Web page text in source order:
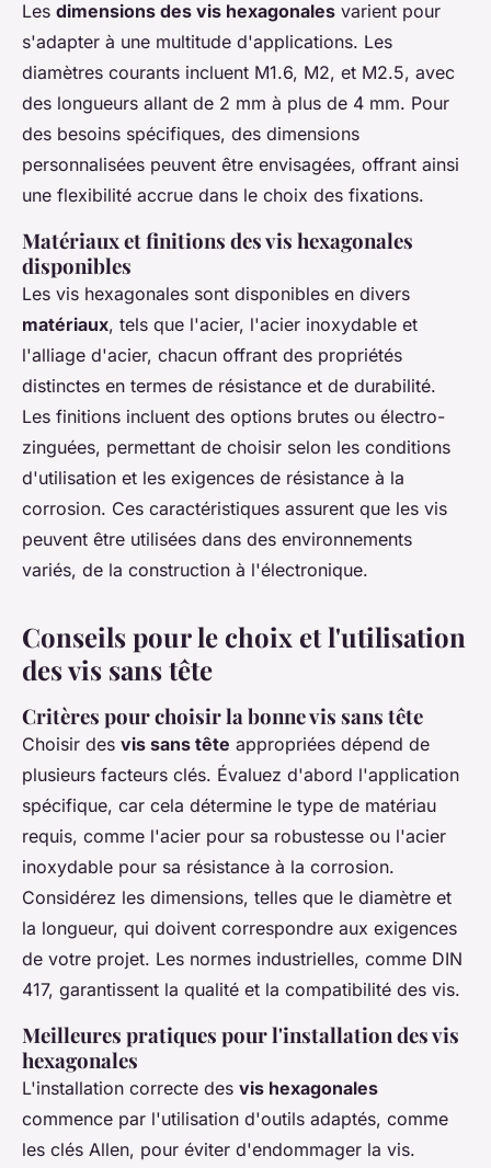
Les dimensions des vis hexagonales varient pour
s'adapter à une multitude d'applications. Les
diamètres courants incluent M1.6, M2, et M2.5, avec
des longueurs allant de 2 mm à plus de 4 mm. Pour
des besoins spécifiques, des dimensions
personnalisées peuvent être envisagées, offrant ainsi
une flexibilité accrue dans le choix des fixations.
Matériaux et finitions des vis hexagonales
disponibles
Les vis hexagonales sont disponibles en divers
matériaux, tels que l'acier, l'acier inoxydable et
l'alliage d'acier, chacun offrant des propriétés
distinctes en termes de résistance et de durabilité.
Les finitions incluent des options brutes ou électro-
zinguées, permettant de choisir selon les conditions
d'utilisation et les exigences de résistance à la
corrosion. Ces caractéristiques assurent que les vis
peuvent être utilisées dans des environnements
variés, de la construction à l'électronique.
Conseils pour le choix et l'utilisation
des vis sans tête
Critères pour choisir la bonne vis sans tête
Choisir des vis sans tête appropriées dépend de
plusieurs facteurs clés. Évaluez d'abord l'application
spécifique, car cela détermine le type de matériau
requis, comme l'acier pour sa robustesse ou l'acier
inoxydable pour sa résistance à la corrosion.
Considérez les dimensions, telles que le diamètre et
la longueur, qui doivent correspondre aux exigences
de votre projet. Les normes industrielles, comme DIN
417, garantissent la qualité et la compatibilité des vis.
Meilleures pratiques pour l'installation des vis
hexagonales
L'installation correcte des vis hexagonales
commence par l'utilisation d'outils adaptés, comme
les clés Allen, pour éviter d'endommager la vis.